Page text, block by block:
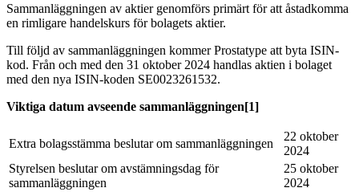
Sammanläggningen av aktier genomförs primärt för att åstadkomma
en rimligare handelskurs för bolagets aktier.
Till följd av sammanläggningen kommer Prostatype att byta ISIN-
kod. Från och med den 31 oktober 2024 handlas aktien i bolaget
med den nya ISIN-koden SE0023261532.
Viktiga datum avseende sammanläggningen[1]
Extra bolagsstämma beslutar om sammanläggningen
22 oktober
2024
Styrelsen beslutar om avstämningsdag för
sammanläggningen
25 oktober
2024